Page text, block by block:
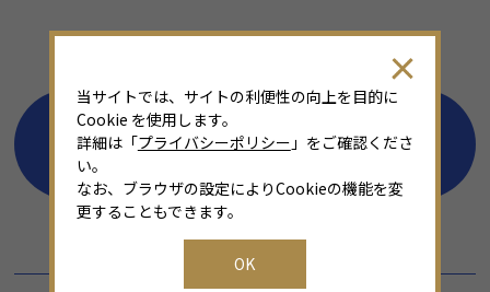
一覧に戻る
SPONSOR
当サイトでは、サイトの利便性の向上を目的に
Cookie を使用します。
詳細は「プライバシーポリシー 」をご確認くださ
い。
なお、ブラウザの設定によりCookieの機能を変
更することもできます。
OK